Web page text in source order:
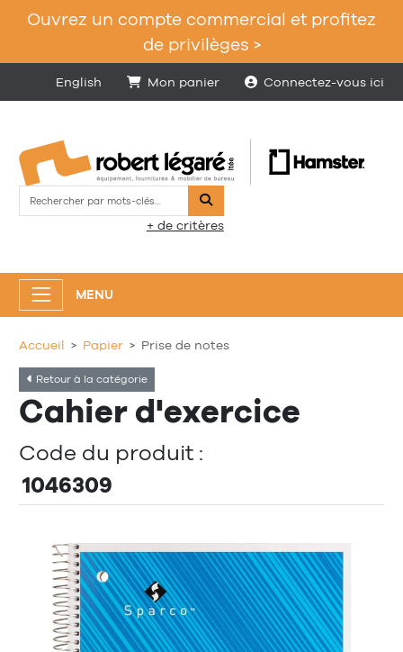
Ouvrez un compte commercial et profitez
de privilèges >
English Mon panier Connectez-vous ici
Rechercher
+ de critères
MENU
Accueil Papier Prise de notes
Retour à la catégorie
Cahier d'exercice
Code du produit :
1046309